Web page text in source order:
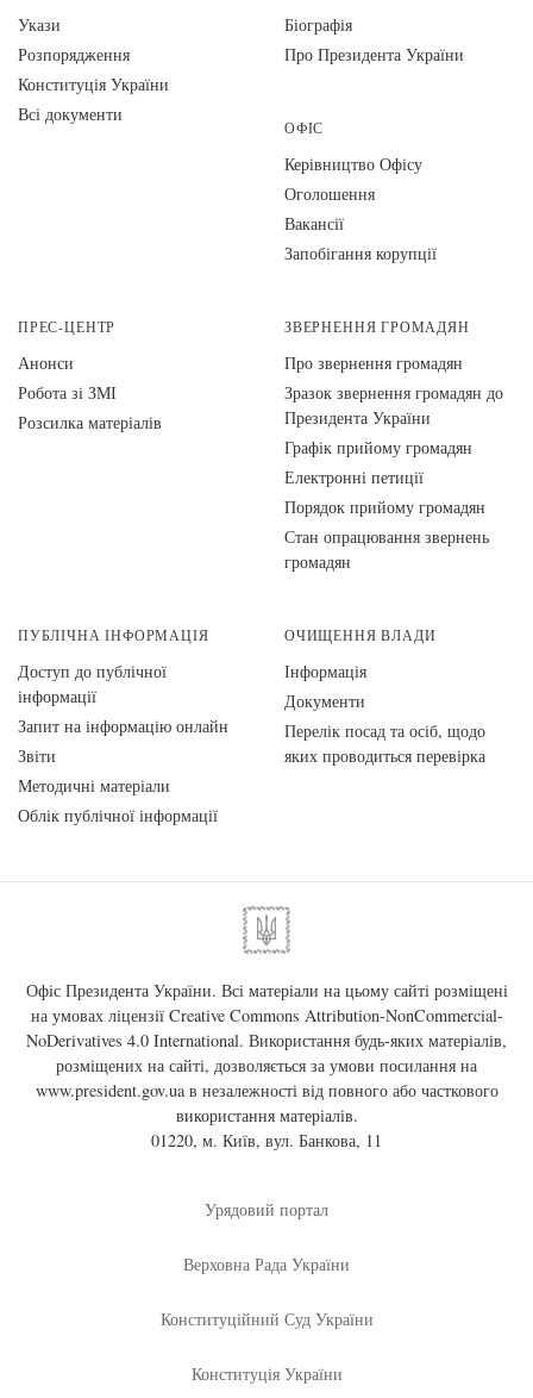
Укази
Розпорядження
Конституція України
Всі документи
Біографія
Про Президента України
ОФІС
Керівництво Офісу
Оголошення
Вакансії
Запобігання корупції
ПРЕС-ЦЕНТР
Анонси
Робота зі ЗМІ
Розсилка матеріалів
ЗВЕРНЕННЯ ГРОМАДЯН
Про звернення громадян
Зразок звернення громадян до
Президента України
Графік прийому громадян
Електронні петиції
Порядок прийому громадян
Стан опрацювання звернень
громадян
ПУБЛІЧНА ІНФОРМАЦІЯ
Доступ до публічної
інформації
Запит на інформацію онлайн
Звіти
Методичні матеріали
Облік публічної інформації
ОЧИЩЕННЯ ВЛАДИ
Інформація
Документи
Перелік посад та осіб, щодо
яких проводиться перевірка
Офіс Президента України. Всі матеріали на цьому сайті розміщені
на умовах ліцензії Creative Commons Attribution-NonCommercial-
NoDerivatives 4.0 International. Використання будь-яких матеріалів,
розміщених на сайті, дозволяється за умови посилання на
www.president.gov.uaв незалежності від повного або часткового
використання матеріалів.
01220, м. Київ, вул. Банкова, 11
Урядовий портал
Верховна Рада України
Конституційний Суд України
Конституція України